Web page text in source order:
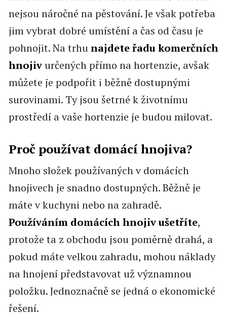
nejsou náročné na pěstování. Je však potřeba
jim vybrat dobré umístění a čas od času je
pohnojit. Na trhunajdete řadu komerčních
hnojivurčených přímo na hortenzie, avšak
můžete je podpořit i běžně dostupnými
surovinami. Ty jsou šetrné k životnímu
prostředí a vaše hortenzie je budou milovat.
Proč používat domácí hnojiva?
Mnoho složek používaných v domácích
hnojivech je snadno dostupných. Běžně je
máte v kuchyni nebo na zahradě.
Používáním domácích hnojiv ušetříte,
protože ta z obchodu jsou poměrně drahá, a
pokud máte velkou zahradu, mohou náklady
na hnojení představovat už významnou
položku. Jednoznačně se jedná o ekonomické
řešení.